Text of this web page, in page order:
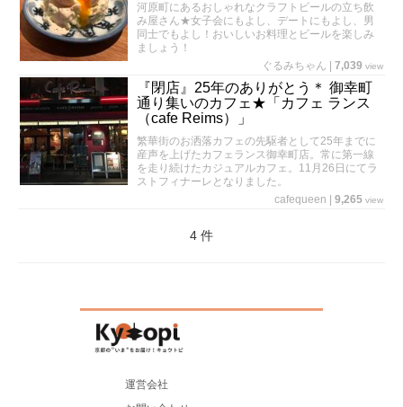
河原町にあるおしゃれなクラフトビールの立ち飲
み屋さん★女子会にもよし、デートにもよし、男
同士でもよし！おいしいお料理とビールを楽しみ
ましょう！
ぐるみちゃん
7,039 view
『閉店』25年のありがとう＊ 御幸町
通り集いのカフェ★「カフェ ランス
（cafe Reims）」
繁華街のお洒落カフェの先駆者として25年までに
産声を上げたカフェランス御幸町店。常に第一線
を走り続けたカジュアルカフェ。11月26日にてラ
ストフィナーレとなりました。
cafequeen
9,265 view
4 件
運営会社